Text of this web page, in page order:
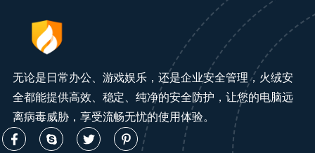
无论是日常办公、游戏娱乐，还是企业安全管理，火绒安
全都能提供高效、稳定、纯净的安全防护，让您的电脑远
离病毒威胁，享受流畅无忧的使用体验。